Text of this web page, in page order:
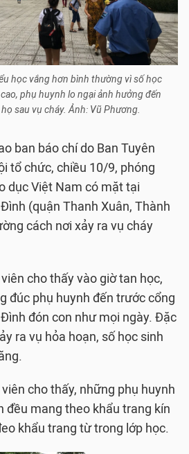
học vắng hơn bình thường vì số học
phụ huynh lo ngại ảnh hưởng đến
sau vụ cháy. Ảnh: Vũ Phương.
ban báo chí do Ban Tuyên
tổ chức, chiều 10/9, phóng
dục Việt Nam có mặt tại
(quận Thanh Xuân, Thành
cách nơi xảy ra vụ cháy
cho thấy vào giờ tan học,
đúc phụ huynh đến trước cổng
đón con như mọi ngày. Đặc
ra vụ hỏa hoạn, số học sinh
cho thấy, những phụ huynh
đều mang theo khẩu trang kín
khẩu trang từ trong lớp học.